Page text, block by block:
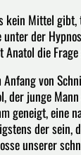
kein Mittel
unter der
die
von
der junge
geneigt, eine
der
unserer